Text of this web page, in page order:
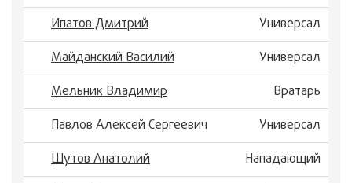
Ипатов Дмитрий
Универсал
Майданский Василий
Универсал
Мельник Владимир
Вратарь
Павлов Алексей Сергеевич
Универсал
Шутов Анатолий
Нападающий